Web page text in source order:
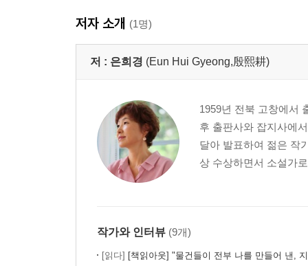
저자 소개 (1명)
저 : 은희경 (Eun Hui Gyeong,殷熙耕)
1959년 전북 고창에서
후 출판사와 잡지사에
달아 발표하여 젊은 작
상 수상하면서 소설가
작가와 인터뷰 (9개)
[읽다] [책읽아웃] "물건들이 전부 나를 만들어 낸, 지나간 시간